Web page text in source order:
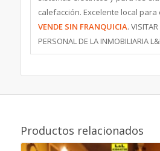
calefacción. Excelente local
VENDE SIN FRANQUICIA.
PERSONAL DE LA INMOBILIARIA
Productos relacionados